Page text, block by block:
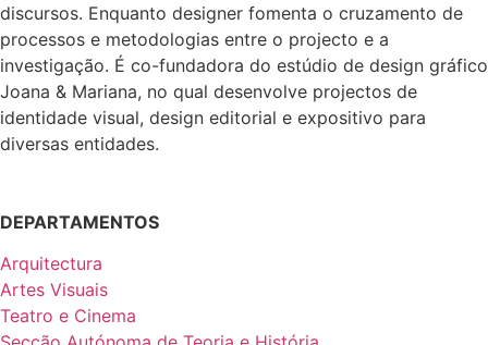
discursos. Enquanto designer fomenta o cruzamento de
processos e metodologias entre o projecto e a
investigação. É co-fundadora do estúdio de design gráfico
Joana & Mariana, no qual desenvolve projectos de
identidade visual, design editorial e expositivo para
diversas entidades.
DEPARTAMENTOS
Arquitectura
Artes Visuais
Teatro e Cinema